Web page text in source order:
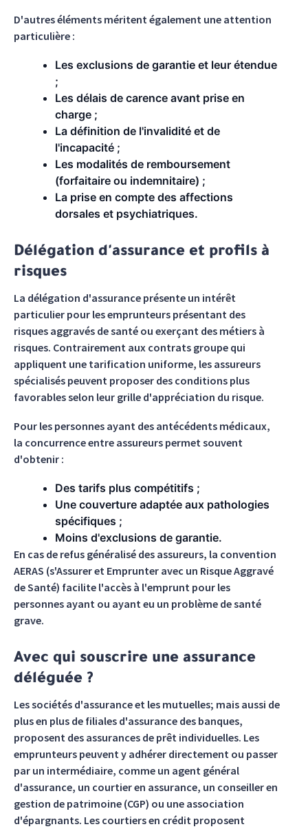
D'autres éléments méritent également une attention
particulière :
Les exclusions de garantie et leur étendue
;
Les délais de carence avant prise en
charge ;
La définition de l'invalidité et de
l'incapacité ;
Les modalités de remboursement
(forfaitaire ou indemnitaire) ;
La prise en compte des affections
dorsales et psychiatriques.
Délégation d'assurance et profils à
risques
La délégation d'assurance présente un intérêt
particulier pour les emprunteurs présentant des
risques aggravés de santé ou exerçant des métiers à
risques. Contrairement aux contrats groupe qui
appliquent une tarification uniforme, les assureurs
spécialisés peuvent proposer des conditions plus
favorables selon leur grille d'appréciation du risque.
Pour les personnes ayant des antécédents médicaux,
la concurrence entre assureurs permet souvent
d'obtenir :
Des tarifs plus compétitifs ;
Une couverture adaptée aux pathologies
spécifiques ;
Moins d'exclusions de garantie.
En cas de refus généralisé des assureurs, la convention
AERAS (s'Assurer et Emprunter avec un Risque Aggravé
de Santé) facilite l'accès à l'emprunt pour les
personnes ayant ou ayant eu un problème de santé
grave.
Avec qui souscrire une assurance
déléguée ?
Les sociétés d'assurance et les mutuelles; mais aussi de
plus en plus de filiales d'assurance des banques,
proposent des assurances de prêt individuelles. Les
emprunteurs peuvent y adhérer directement ou passer
par un intermédiaire, comme un agent général
d'assurance, un courtier en assurance, un conseiller en
gestion de patrimoine (CGP) ou une association
d'épargnants. Les courtiers en crédit proposent